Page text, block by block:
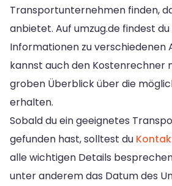
Transportunternehmen finden,
anbietet. Auf umzug.de findest
Informationen zu verschiedenen
kannst auch den Kostenrechner
groben Überblick über die
erhalten.
Sobald du ein geeignetes
gefunden hast, solltest du
alle wichtigen Details
unter anderem das Datum des